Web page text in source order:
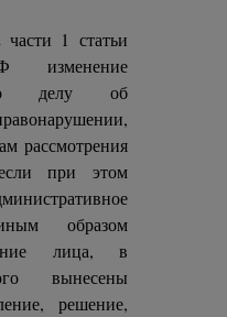
1 статьи
по делу об
рассмотрения
при этом
образом
лица, в
вынесены
решение,